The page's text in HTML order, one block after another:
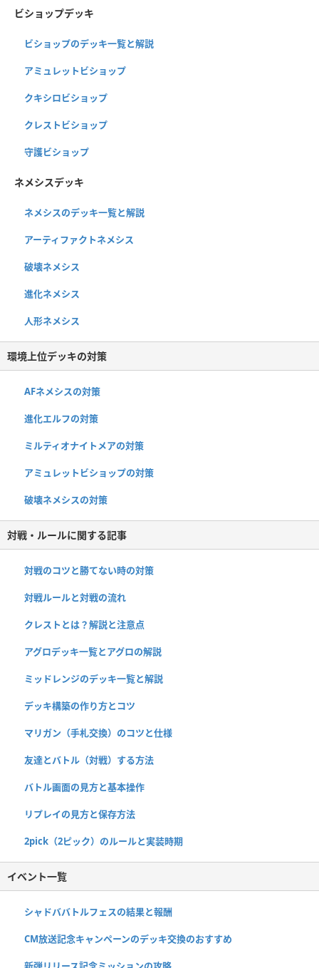
ビショップデッキ
ビショップのデッキ一覧と解説
アミュレットビショップ
クキシロビショップ
クレストビショップ
守護ビショップ
ネメシスデッキ
ネメシスのデッキ一覧と解説
アーティファクトネメシス
破壊ネメシス
進化ネメシス
人形ネメシス
環境上位デッキの対策
AFネメシスの対策
進化エルフの対策
ミルティオナイトメアの対策
アミュレットビショップの対策
破壊ネメシスの対策
対戦・ルールに関する記事
対戦のコツと勝てない時の対策
対戦ルールと対戦の流れ
クレストとは？解説と注意点
アグロデッキ一覧とアグロの解説
ミッドレンジのデッキ一覧と解説
デッキ構築の作り方とコツ
マリガン（手札交換）のコツと仕様
友達とバトル（対戦）する方法
バトル画面の見方と基本操作
リプレイの見方と保存方法
2pick（2ピック）のルールと実装時期
イベント一覧
シャドババトルフェスの結果と報酬
CM放送記念キャンペーンのデッキ交換のおすすめ